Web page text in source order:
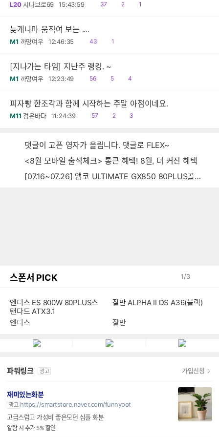
L20 시나브로69 15:43:59
읽
37
공
2
댓1
늦게나마 움직여 보는 ....
M1 까망여우 12:46:35
읽
43
댓1
[지나가는 타임] 지난주 랭킹. ~
M1 까망여우 12:23:49
읽
56
공
5
댓
4
피자빵 한조각과 함께 시작하는 주말 아점이네요.
M11 검은바다 11:24:39
읽
57
공
2
댓
3
댓글이 고픈 영자가 올립니다. 댓글로 FLEX~
<8월 모바일 출석체크> 통큰 혜택! 8월, 더 커진 혜택
[07.16~07.26] 앱코 ULTIMATE GX850 80PLUS골드 풀모듈러 ATX3.0 블랙
스폰서 PICK 1/3
엔티스 ES 800W 80PLUS스
탠다드 ATX3.1
엔티스
잘만 ALPHA II DS A36(블랙)
잘만
파워링크 광고 가입신청
재미있는화분
광고 https://smartstore.naver.com/funnypot
고급스럽고 가성비 좋은모던 심플 화분
알람 시 추가 5% 할인